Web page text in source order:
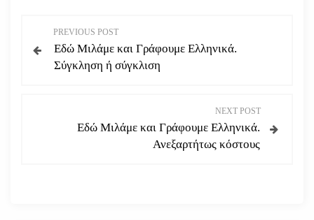
λ
PREVIOUS POST
Εδώ Μιλάμε και Γράφουμε Ελληνικά.
Σύγκληση ή σύγκλιση
NEXT POST
Εδώ Μιλάμε και Γράφουμε Ελληνικά.
Ανεξαρτήτως κόστους